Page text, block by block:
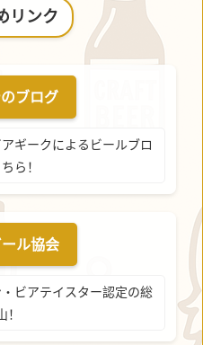
リンク
ブログ
ギークによるビールブロ
ら！
ル協会
ビアテイスター認定の総
！